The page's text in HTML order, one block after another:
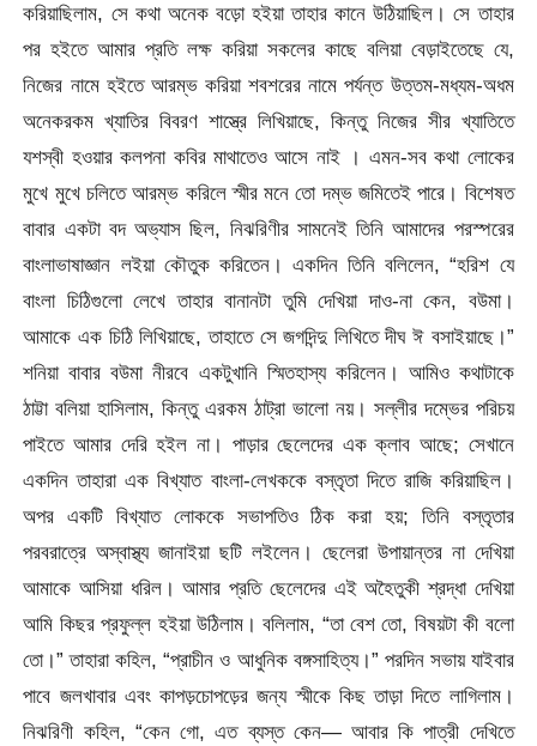
করিয়াছিলাম, সে কথা অনেক বড়ো হইয়া তাহার কানে উঠিয়াছিল। সে তাহার
পর হইতে আমার প্রতি লক্ষ করিয়া সকলের কাছে বলিয়া বেড়াইতেছে যে,
নিজের নামে হইতে আরম্ভ করিয়া শবশরের নামে পর্যন্ত উত্তম-মধ্যম-অধম
অনেকরকম খ্যাতির বিবরণ শাস্ত্রে লিখিয়াছে, কিন্তু নিজের সীর খ্যাতিতে
যশস্বী হওয়ার কলপনা কবির মাথাতেও আসে নাই । এমন-সব কথা লোকের
মুখে মুখে চলিতে আরম্ভ করিলে স্মীর মনে তো দম্ভ জমিতেই পারে। বিশেষত
বাবার একটা বদ অভ্যাস ছিল, নিঝরিণীর সামনেই তিনি আমাদের পরস্পরের
বাংলাভাষাজ্ঞান লইয়া কৌতুক করিতেন। একদিন তিনি বলিলেন, “হরিশ যে
বাংলা চিঠিগুলো লেখে তাহার বানানটা তুমি দেখিয়া দাও-না কেন, বউমা।
আমাকে এক চিঠি লিখিয়াছে, তাহাতে সে জগদিন্দু লিখিতে দীঘ ঈ বসাইয়াছে।”
শনিয়া বাবার বউমা নীরবে একটুখানি স্মিতহাস্য করিলেন। আমিও কথাটাকে
ঠাট্টা বলিয়া হাসিলাম, কিন্তু এরকম ঠাট্রা ভালো নয়। সল্লীর দম্ভের পরিচয়
পাইতে আমার দেরি হইল না। পাড়ার ছেলেদের এক ক্লাব আছে; সেখানে
একদিন তাহারা এক বিখ্যাত বাংলা-লেখককে বস্তৃতা দিতে রাজি করিয়াছিল।
অপর একটি বিখ্যাত লোককে সভাপতিও ঠিক করা হয়; তিনি বস্তৃতার
পরবরাত্রে অস্বাস্থ্য জানাইয়া ছটি লইলেন। ছেলেরা উপায়ান্তর না দেখিয়া
আমাকে আসিয়া ধরিল। আমার প্রতি ছেলেদের এই অহৈতুকী শ্রদ্ধা দেখিয়া
আমি কিছর প্রফুল্ল হইয়া উঠিলাম। বলিলাম, “তা বেশ তো, বিষয়টা কী বলো
তো।” তাহারা কহিল, “প্রাচীন ও আধুনিক বঙ্গসাহিত্য।” পরদিন সভায় যাইবার
পাবে জলখাবার এবং কাপড়চোপড়ের জন্য স্মীকে কিছ তাড়া দিতে লাগিলাম।
নিঝরিণী কহিল, “কেন গো, এত ব্যস্ত কেন— আবার কি পাত্রী দেখিতে